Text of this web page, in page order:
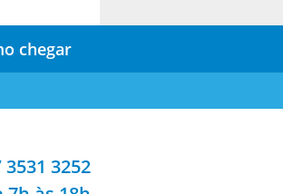
chegar
3252